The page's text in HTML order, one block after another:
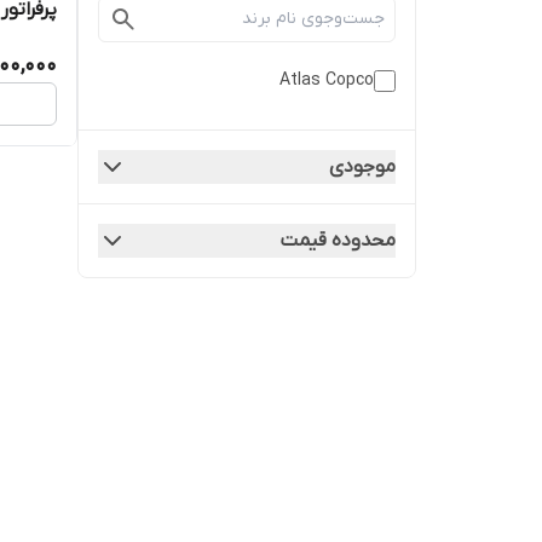
Atlas Copco
موجودی
محدوده قیمت
پرفراتور